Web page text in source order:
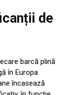
de
barcă plină
în Europa
încasează